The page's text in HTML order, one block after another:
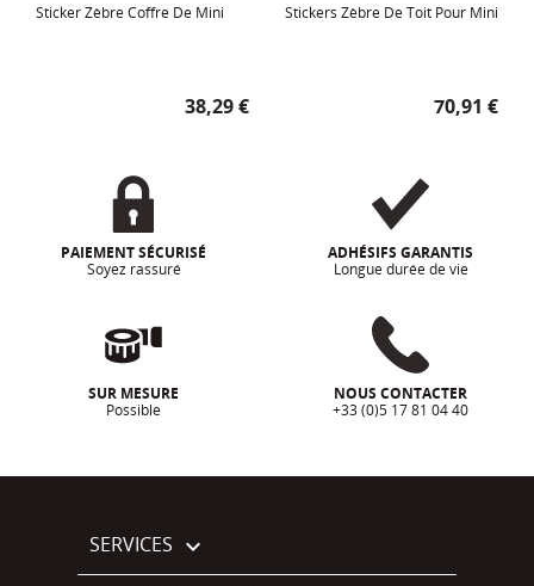
Sticker Zèbre Coffre De Mini
Prix
38,29 €
Stickers Zèbre De Toit Pour Mini
Prix
70,91 €
PAIEMENT SÉCURISÉ
Soyez rassuré
ADHÉSIFS GARANTIS
Longue durée de vie
SUR MESURE
Possible
NOUS CONTACTER
+33 (0)5 17 81 04 40
SERVICES 